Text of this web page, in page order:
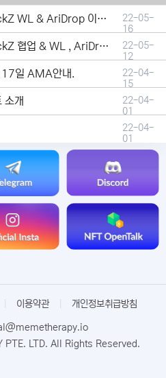
Meme Therapy x MetaBrickZ WL & AriDrop 이벤트 결과안내!
22-05-
16
Meme Therapy x MetaBrickZ 협업 & WL , AriDrop 이벤트 안내
22-05-
12
일 AMA안내.
22-04-
15
소개
22-04-
01
22-04-
01
이용약관 개인정보취급방침
PTE. LTD. All Rights Reserved.